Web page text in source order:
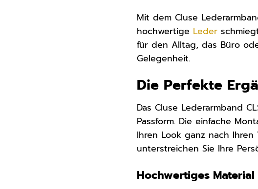
Mit dem Cluse
hochwertige Leder
für den Alltag, das Büro
Gelegenheit.
Die Perfekte
Das Cluse Lederarmband
Passform. Die einfache
Ihren Look ganz nach
unterstreichen Sie Ihre
Hochwertiges